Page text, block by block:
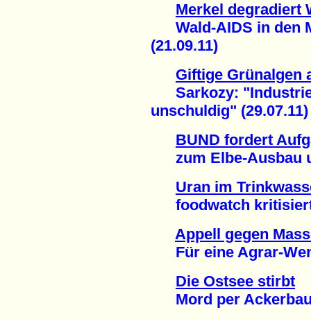
Merkel degradiert
Wald-AIDS in den
(21.09.11)
Giftige Grünalgen
Sarkozy:
unschuldig" (29.07.11)
BUND fordert
zum Elbe-Ausbau
Uran im
foodwatch kritisiert
Appell gegen
Für eine Agrar-
Die Ostsee stirbt
Mord per Ackerbau